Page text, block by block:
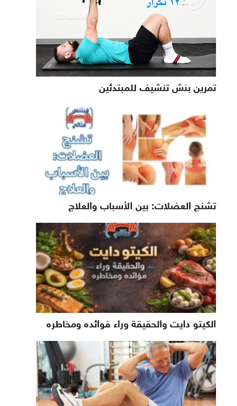
تمرين بنش تنشيف للمبتدئين
تشنج العضلات: بين الأسباب والعلاج
الكيتو دايت والحقيقة وراء فوائده ومخاطره